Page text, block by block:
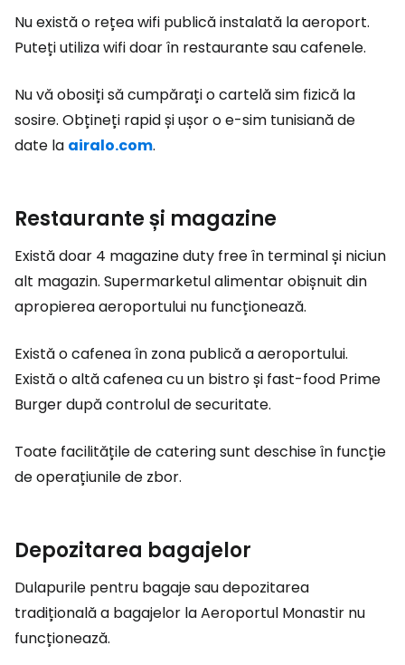
Nu există o rețea wifi publică instalată la aeroport.
Puteți utiliza wifi doar în restaurante sau cafenele.
Nu vă obosiți să cumpărați o cartelă sim fizică la
sosire. Obțineți rapid și ușor o e-sim tunisiană de
date la airalo.com.
Restaurante și magazine
Există doar 4 magazineduty freeîn terminal și niciun
alt magazin. Supermarketul alimentar obișnuit din
apropierea aeroportului nu funcționează.
Există o cafenea în zona publică a aeroportului.
Există o altă cafenea cu un bistro și fast-food Prime
Burger după controlul de securitate.
Toate facilitățile de catering sunt deschise în funcție
de operațiunile de zbor.
Depozitarea bagajelor
Dulapurile pentru bagaje sau depozitarea
tradițională a bagajelor la Aeroportul Monastir nu
funcționează.